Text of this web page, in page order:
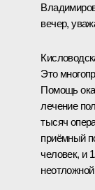
вечер,
Это
Помощь
лечение
тысяч
приёмный
человек, и